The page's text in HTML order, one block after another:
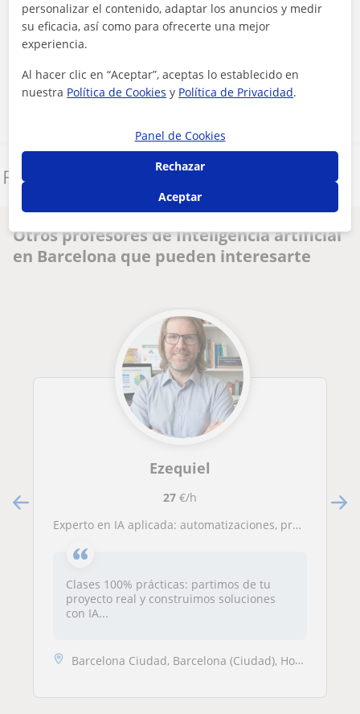
Al hacer clic, aceptas nuestroaviso legal y deprivacidad
Contactar ahora
Denunciar este perfil
Otros profesores de Inteligencia artificial
en Barcelona que pueden interesarte
Ezequiel
27€/h
Experto en IA aplicada: automatizaciones, prompts y creación de contenido para empresarios, emprendedores y profesionales.
Clases 100% prácticas: partimos de tu
proyecto real y construimos soluciones
con IA...
Barcelona Ciudad, Barcelona (Ciudad), Hospitalet de Llobregat
personalizar el contenido, adaptar los anuncios y medir
su eficacia, así como para ofrecerte una mejor
experiencia.
Al hacer clic en “Aceptar”, aceptas lo establecido en
nuestra Política de Cookies y Política de Privacidad.
Panel de Cookies
Rechazar
Aceptar